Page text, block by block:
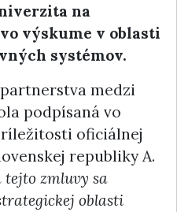
na
výskume v oblasti
systémov.
medzi
podpísaná vo
oficiálnej
republiky A.
tejto zmluvy sa
oblasti